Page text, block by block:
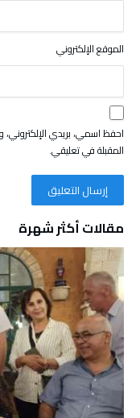
الموقع الإلكتروني
احفظ اسمي، بريدي الإلكتروني،
المقبلة في تعليقي.
مقالات أكثر شهرة